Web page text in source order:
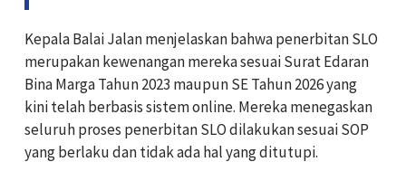
Kepala Balai Jalan menjelaskan bahwa penerbitan SLO
merupakan kewenangan mereka sesuai Surat Edaran
Bina Marga Tahun 2023 maupun SE Tahun 2026 yang
kini telah berbasis sistem online. Mereka menegaskan
seluruh proses penerbitan SLO dilakukan sesuai SOP
yang berlaku dan tidak ada hal yang ditutupi.